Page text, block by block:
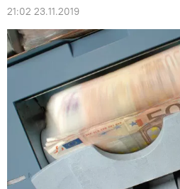
21:02 23.11.2019